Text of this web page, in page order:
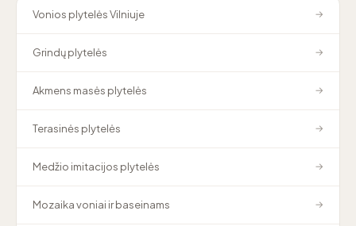
Vonios plytelės Vilniuje →
Grindų plytelės →
Akmens masės plytelės →
Terasinės plytelės →
Medžio imitacijos plytelės →
Mozaika voniai ir baseinams →